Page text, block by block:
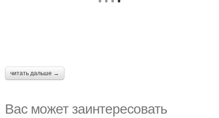
читать дальше →
Вас может заинтересовать